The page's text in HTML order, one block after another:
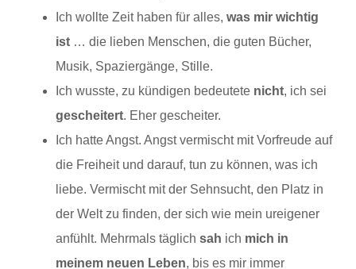
Ich wollte Zeit haben für alles, was mir wichtig
ist … die lieben Menschen, die guten Bücher,
Musik, Spaziergänge, Stille.
Ich wusste, zu kündigen bedeutete nicht, ich sei
gescheitert. Eher gescheiter.
Ich hatte Angst. Angst vermischt mit Vorfreude auf
die Freiheit und darauf, tun zu können, was ich
liebe. Vermischt mit der Sehnsucht, den Platz in
der Welt zu finden, der sich wie mein ureigener
anfühlt. Mehrmals täglich sah ich mich in
meinem neuen Leben, bis es mir immer